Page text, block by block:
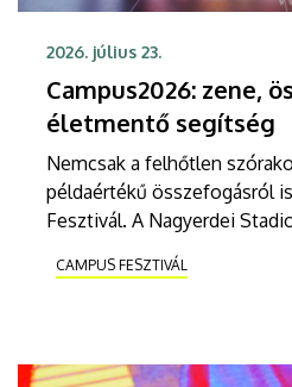
2026. július 23.
Campus2026: zene,
életmentő segítség
Nemcsak a felhőtlen
példaértékű összefogásról
Fesztivál. A Nagyerdei
esti ünnepélyes megnyitón
adományt adtak át két
CAMPUS FESZTIVÁL